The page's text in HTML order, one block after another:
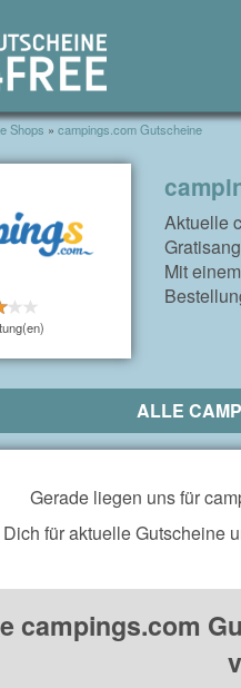
Shops » campings.com Gutscheine
Aktuelle
Mit
ALLE
Gerade liegen uns für
für aktuelle Gutscheine
campings.com